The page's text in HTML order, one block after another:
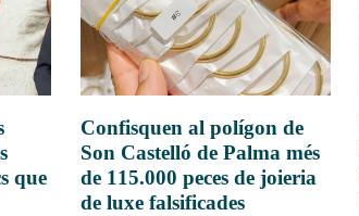
que
Confisquen al polígon de
Son Castelló de Palma més
de 115.000 peces de joieria
de luxe falsificades